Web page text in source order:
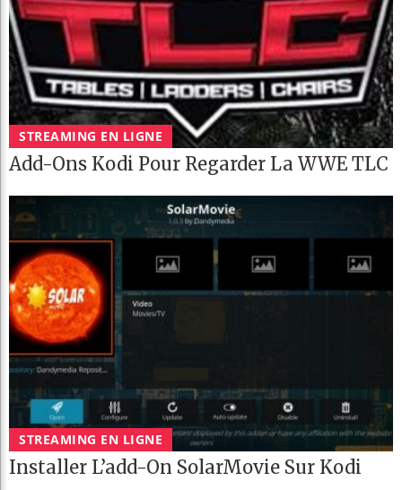
STREAMING EN LIGNE
Add-Ons Kodi Pour Regarder La WWE TLC
STREAMING EN LIGNE
Installer L’add-On SolarMovie Sur Kodi